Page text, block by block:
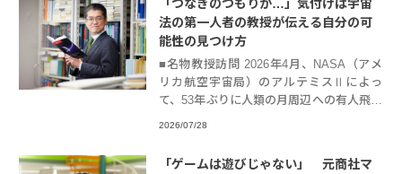
「つなぎのつもりが…」気付けば宇宙
法の第一人者の教授が伝える自分の可
能性の見つけ方
■名物教授訪問 2026年4月、NASA（アメ
リカ航空宇宙局）のアルテミスⅡによっ
て、53年ぶりに人類の月周辺への有人飛行
2026/07/28
「ゲームは遊びじゃない」 元商社マ